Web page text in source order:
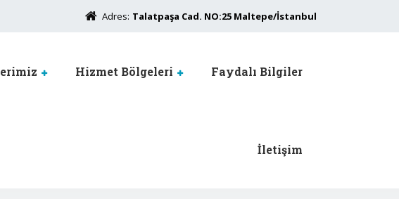
Adres: Talatpaşa Cad. NO:25 Maltepe/İstanbul
Hizmet Bölgeleri Faydalı Bilgiler
İletişim